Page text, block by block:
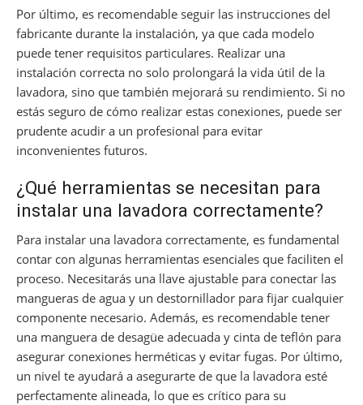
Por último, es recomendable seguir las instrucciones del
fabricante durante la instalación, ya que cada modelo
puede tener requisitos particulares. Realizar una
instalación correcta no solo prolongará la vida útil de la
lavadora, sino que también mejorará su rendimiento. Si no
estás seguro de cómo realizar estas conexiones, puede ser
prudente acudir a un profesional para evitar
inconvenientes futuros.
¿Qué herramientas se necesitan para
instalar una lavadora correctamente?
Para instalar una lavadora correctamente, es fundamental
contar con algunas herramientas esenciales que faciliten el
proceso. Necesitarás una llave ajustable para conectar las
mangueras de agua y un destornillador para fijar cualquier
componente necesario. Además, es recomendable tener
una manguera de desagüe adecuada y cinta de teflón para
asegurar conexiones herméticas y evitar fugas. Por último,
un nivel te ayudará a asegurarte de que la lavadora esté
perfectamente alineada, lo que es crítico para su